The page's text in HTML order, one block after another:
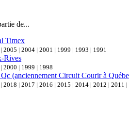
de...
Timex
2005 | 2004 | 2001 | 1999 | 1993 | 1991
Rives
2000 | 1999 | 1998
(anciennement Circuit Courir à
2018 | 2017 | 2016 | 2015 | 2014 | 2012 | 2011